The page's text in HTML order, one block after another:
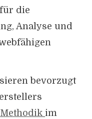
die
Analyse und
bevorzugt
Methodik im